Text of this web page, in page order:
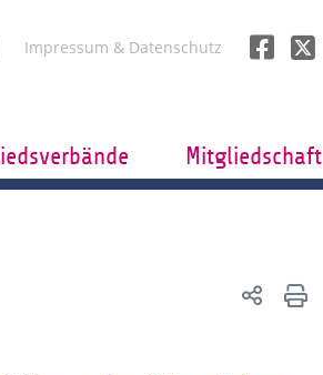
Impressum & Datenschutz
Mitgliedschaft